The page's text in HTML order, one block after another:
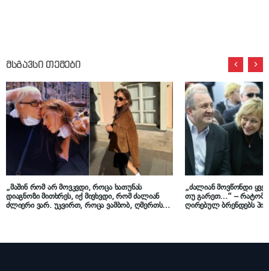
მსგავსი თემები
„მაშინ რომ არ მოვკვდი, როცა ხათუნას
დიაგნოზი მითხრეს, იქ მივხვდი, რომ ძალიან
ძლიერი ვარ. უკვირთ, როცა ვამბობ, ღმერთს
„ძალიან მოვწონდი
თუ გარეთ…“ – რატომ
ღირებულ ბრენდებს